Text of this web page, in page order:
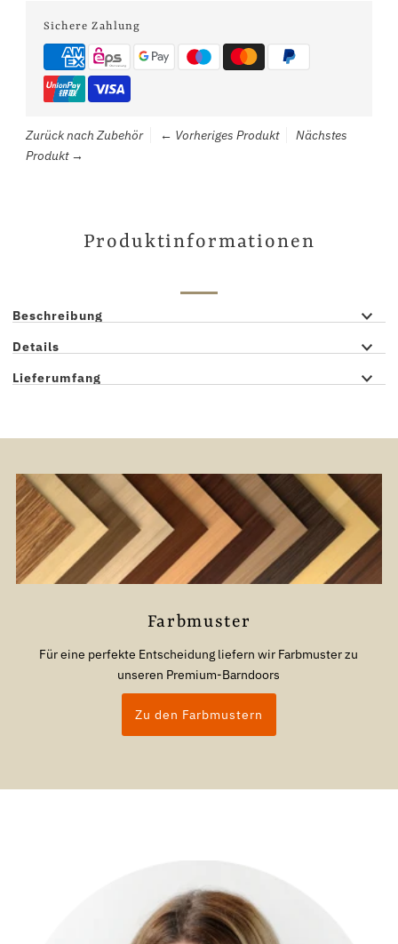
Sichere Zahlung
Zurück nach Zubehör ← Vorheriges Produkt
Nächstes
Produkt →
Produktinformationen
Beschreibung
Details
Lieferumfang
Farbmuster
Für eine perfekte Entscheidung liefern wir Farbmuster zu
unseren Premium-Barndoors
Zu den Farbmustern